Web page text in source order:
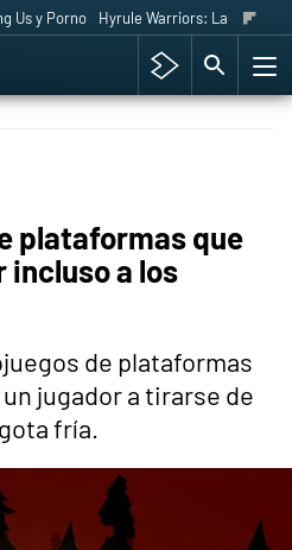
Us y Porno Hyrule Warriors: La Era del
plataformas que
incluso a los
de plataformas
jugador a tirarse de
fría.